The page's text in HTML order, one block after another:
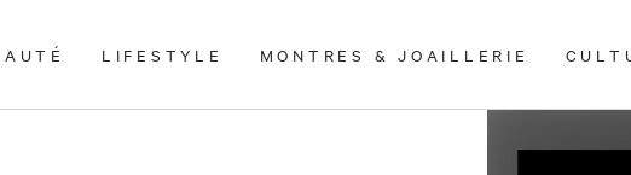
LIFESTYLE MONTRES & JOAILLERIE